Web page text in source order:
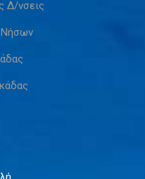
Δ/νσεις
Νήσων